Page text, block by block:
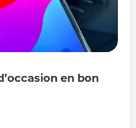
en bon